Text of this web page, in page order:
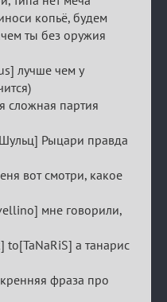
копьё, будем
ты без оружия
лучше чем у
сложная партия
Рыцари правда
вот смотри, какое
мне говорили,
а танарис
фраза про